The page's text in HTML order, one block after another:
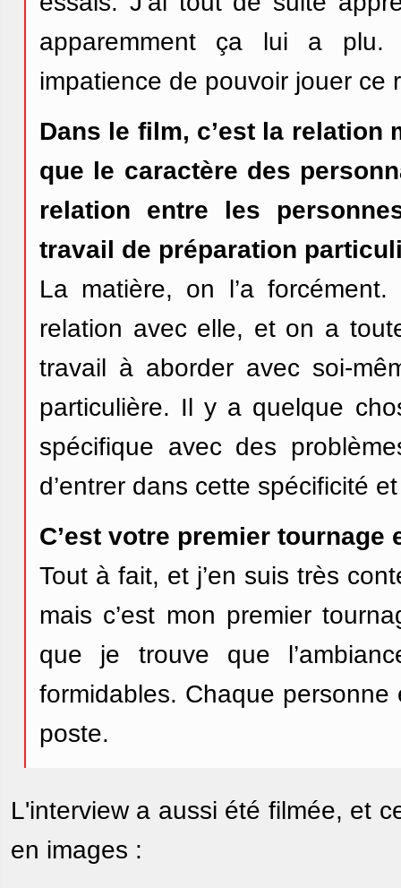
apparemment ça lui a plu.
impatience de pouvoir jouer ce
Dans le film, c’est la relation
que le caractère des
relation entre les
travail de préparation
La matière, on l’a
relation avec elle, et on a
travail à aborder avec soi-
particulière. Il y a quelque
spécifique avec des
d’entrer dans cette spécificité
C’est votre premier tournage
Tout à fait, et j’en suis très
mais c’est mon premier
que je trouve que
formidables. Chaque
poste.
L'interview a aussi été filmée, et
en images :